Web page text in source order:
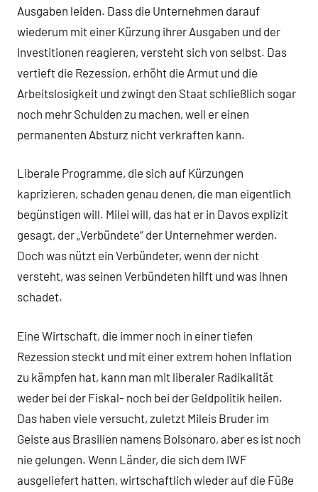
Ausgaben leiden. Dass die Unternehmen darauf
wiederum mit einer Kürzung ihrer Ausgaben und der
Investitionen reagieren, versteht sich von selbst. Das
vertieft die Rezession, erhöht die Armut und die
Arbeitslosigkeit und zwingt den Staat schließlich sogar
noch mehr Schulden zu machen, weil er einen
permanenten Absturz nicht verkraften kann.
Liberale Programme, die sich auf Kürzungen
kaprizieren, schaden genau denen, die man eigentlich
begünstigen will. Milei will, das hat er in Davos explizit
gesagt, der „Verbündete“ der Unternehmer werden.
Doch was nützt ein Verbündeter, wenn der nicht
versteht, was seinen Verbündeten hilft und was ihnen
schadet.
Eine Wirtschaft, die immer noch in einer tiefen
Rezession steckt und mit einer extrem hohen Inflation
zu kämpfen hat, kann man mit liberaler Radikalität
weder bei der Fiskal- noch bei der Geldpolitik heilen.
Das haben viele versucht, zuletzt Mileis Bruder im
Geiste aus Brasilien namens Bolsonaro, aber es ist noch
nie gelungen. Wenn Länder, die sich dem IWF
ausgeliefert hatten, wirtschaftlich wieder auf die Füße